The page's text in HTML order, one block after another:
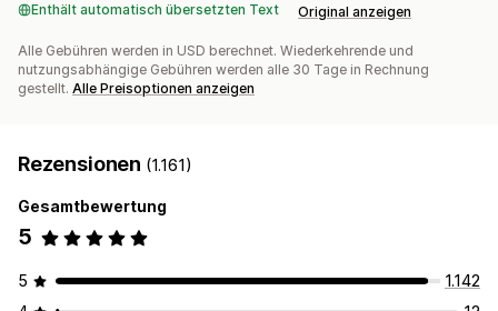
Enthält automatisch übersetzten Text Original anzeigen
Alle Gebühren werden in USD berechnet. Wiederkehrende und
nutzungsabhängige Gebühren werden alle 30 Tage in Rechnung
gestellt. Alle Preisoptionen anzeigen
Rezensionen (1.161)
Gesamtbewertung
5
5
1.142